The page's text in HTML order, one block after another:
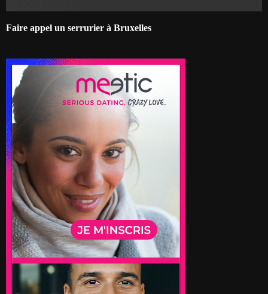
Faire appel un serrurier à Bruxelles